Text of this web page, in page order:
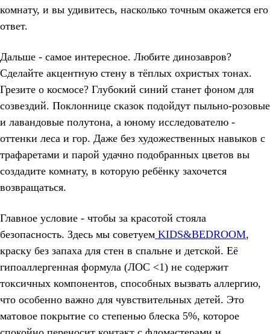
комнату, и вы удивитесь, насколько точным окажется его
ответ.
Дальше - самое интересное. Любите динозавров?
Сделайте акцентную стену в тёплых охристых тонах.
Грезите о космосе? Глубокий синий станет фоном для
созвездий. Поклоннице сказок подойдут пыльно-розовые
и лавандовые полутона, а юному исследователю -
оттенки леса и гор. Даже без художественных навыков с
трафаретами и парой удачно подобранных цветов вы
создадите комнату, в которую ребёнку захочется
возвращаться.
Главное условие - чтобы за красотой стояла
безопасность. Здесь мы советуем KIDS&BEDROOM,
краску без запаха для стен в спальне и детской. Её
гипоаллергенная формула (ЛОС <1) не содержит
токсичных компонентов, способных вызвать аллергию,
что особенно важно для чувствительных детей. Это
матовое покрытие со степенью блеска 5%, которое